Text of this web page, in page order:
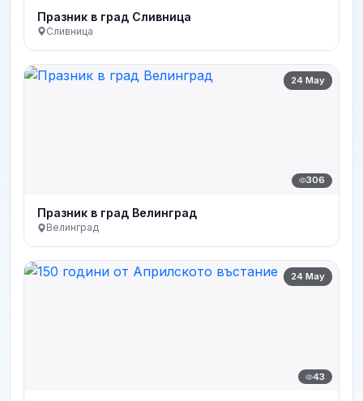
Празник в град Сливница
Сливница
24 May
306
Празник в град Велинград
Велинград
24 May
43